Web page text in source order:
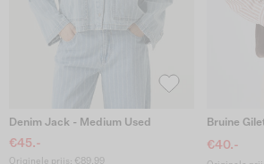
Denim Jack - Medium Used
€45.-
Originele prijs: €89.99
Bruine
€40.-